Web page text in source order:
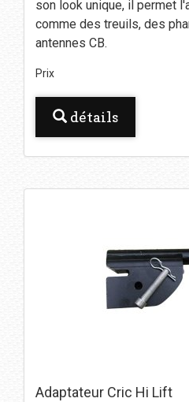
son look unique, il permet
comme des treuils, des
antennes CB.
Prix
détails
Adaptateur Cric Hi Lift